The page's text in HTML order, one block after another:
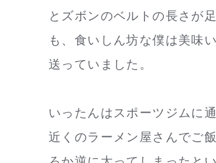
とズボンのベルトの長さが
も、食いしん坊な僕は美味
送っていました。
いったんはスポーツジムに
近くのラーメン屋さんでご